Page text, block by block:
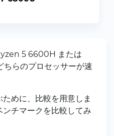
5 6600H または
らのプロセッサーが速
めに、比較を用意しま
チマークを比較してみ